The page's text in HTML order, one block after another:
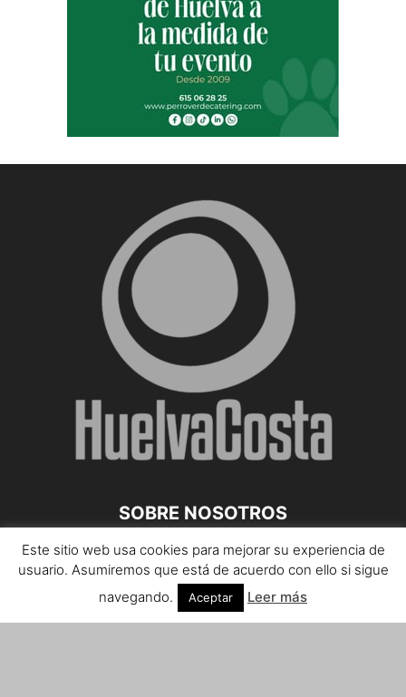
SOBRE NOSOTROS
Teléfono de contacto: 959 807 059
¡Anúnciate!
Este sitio web usa cookies para mejorar su experiencia de
usuario. Asumiremos que está de acuerdo con ello si sigue
navegando.
Aceptar Leer más